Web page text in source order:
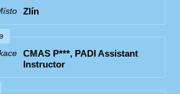
Zlín
CMAS P***, PADI Assistant
Instructor